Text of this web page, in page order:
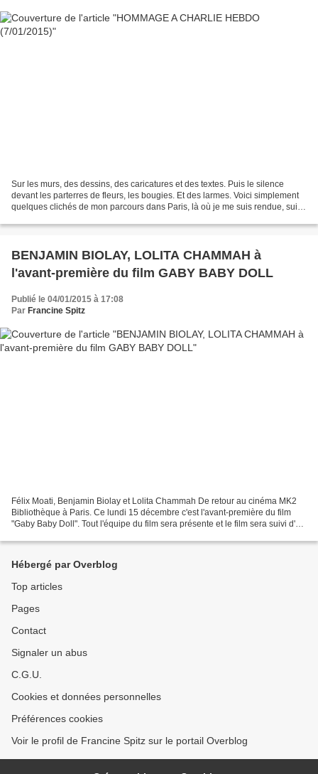
Sur les murs, des dessins, des caricatures et des textes. Puis le silence
devant les parterres de fleurs, les bougies. Et des larmes. Voici simplement
quelques clichés de mon parcours dans Paris, là où je me suis rendue, suite
BENJAMIN BIOLAY, LOLITA CHAMMAH à
l'avant-première du film GABY BABY DOLL
Publié le 04/01/2015 à 17:08
Par Francine Spitz
Félix Moati, Benjamin Biolay et Lolita Chammah De retour au cinéma MK2
Bibliothèque à Paris. Ce lundi 15 décembre c'est l'avant-première du film
"Gaby Baby Doll". Tout l'équipe du film sera présente et le film sera suivi d'un
Hébergé par Overblog
Top articles
Pages
Contact
Signaler un abus
C.G.U.
Cookies et données personnelles
Préférences cookies
Voir le profil de Francine Spitz sur le portail Overblog